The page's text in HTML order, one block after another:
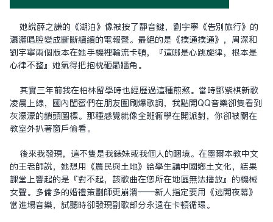
她說薛之謙的《湖泊》像被按了靜音鍵，劉宇寧《告別旅行》的
瀟灑唱腔變成斷斷續續的電報聲。最絕的是《撲通撲通》，周深和
劉宇寧兩個版本在她手機裡輪流卡頓，『這哪是心跳旋律，根本是
心律不整』她氣得把抱枕砸向牆角。
其實三年前我在柏林留學時也經歷過這種煎熬。當時鄧紫棋新歌
凌晨上線，國內閨蜜們在朋友圈刷爆歌詞，我點開QQ音樂卻只看到
灰濛濛的鎖頭圖標。那種感覺就像全班同學在開派對，你卻被關在
教室外扒著窗戶偷看。
後來我發現，這不只是我表妹或我個人的困境。在墨爾本教中文
的王老師說，她想用《農民與土地》給學生講中國鄉土文化，結果
課堂上響起的是『對不起，該歌曲在您所在地區無法播放』的機械
女聲。多倫多的婚禮策劃師更崩潰——新人指定要用《逃開夜幕》
當進場音樂，試聽時卻發現副歌部分永遠在卡頓循環。